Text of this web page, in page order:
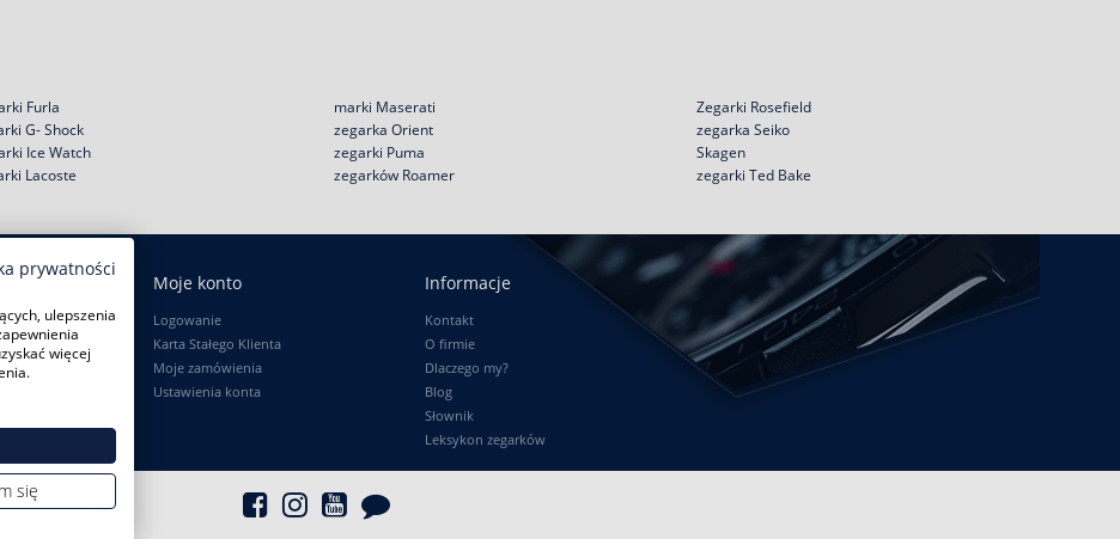
Furla
G- Shock
Ice Watch
Lacoste
marki Maserati
zegarka Orient
zegarki Puma
zegarków Roamer
Zegarki Rosefield
zegarka Seiko
Skagen
zegarki Ted Bake
Moje konto
Logowanie
Karta Stałego Klienta
Moje zamówienia
Ustawienia konta
Informacje
Kontakt
O firmie
Dlaczego my?
Blog
Słownik
Leksykon zegarków
prywatności
ulepszenia
więcej
się